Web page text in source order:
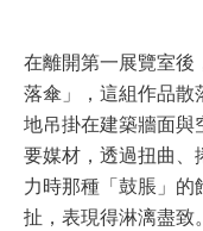
在離開第一展覽室後
落傘」，這組作品散
地吊掛在建築牆面與
要媒材，透過扭曲、
力時那種「鼓脹」的
扯，表現得淋漓盡致。